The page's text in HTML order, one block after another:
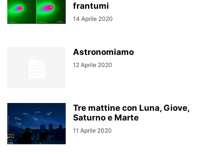
frantumi
14 Aprile 2020
Astronomiamo
12 Aprile 2020
Tre mattine con Luna, Giove,
Saturno e Marte
11 Aprile 2020